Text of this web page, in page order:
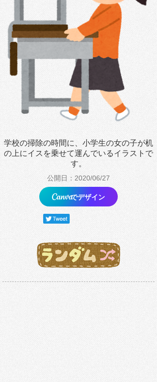
学校の掃除の時間に、小学生の女の子が机
の上にイスを乗せて運んでいるイラストで
す。
公開日：2020/06/27
でデザイン